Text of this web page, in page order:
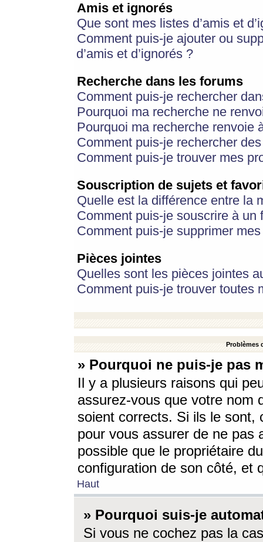
Amis et ignorés
Que sont mes listes d’amis et
Comment puis-je ajouter ou
d’amis et d’ignorés ?
Recherche dans les forums
Comment puis-je rechercher
Pourquoi ma recherche ne
Pourquoi ma recherche renvoie
Comment puis-je rechercher
Comment puis-je trouver mes
Souscription de sujets et
Quelle est la différence entre la
Comment puis-je souscrire à
Comment puis-je supprimer
Pièces jointes
Quelles sont les pièces jointes
Comment puis-je trouver toutes
Problèmes
» Pourquoi ne puis-je pas
Il y a plusieurs raisons qui
assurez-vous que votre nom
soient corrects. Si ils le sont,
pour vous assurer de ne pas
possible que le propriétaire
configuration de son côté, et
Haut
» Pourquoi suis-je
Si vous ne cochez pas la